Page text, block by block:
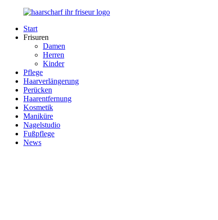
Zurück
Inhalt
Haarscharf
Händen
Start
Frisuren
Damen
Herren
Kinder
Pflege
Haarverlängerung
Perücken
Haarentfernung
Kosmetik
Maniküre
Nagelstudio
Fußpflege
News